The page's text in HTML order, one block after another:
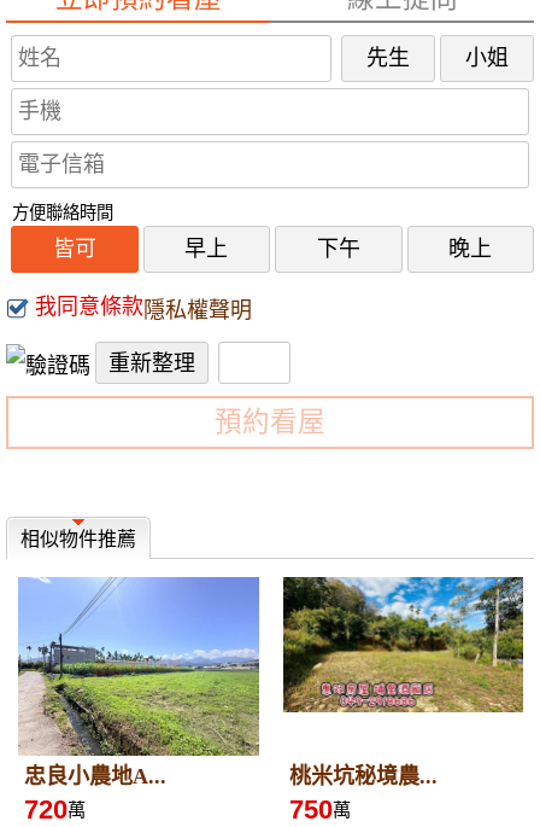
先生 小姐
方便聯絡時間
皆可 早上 下午 晚上
我同意條款隱私權聲明
預約看屋
相似物件推薦
忠良小農地A...
720萬
桃米坑秘境農...
750萬